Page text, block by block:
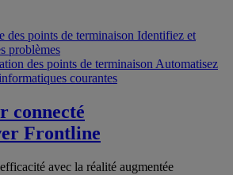
des points de terminaison Identifiez et
problèmes
des points de terminaison Automatisez
courantes
connecté
Frontline
avec la réalité augmentée